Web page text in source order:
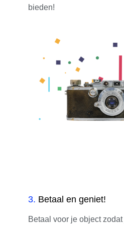
bieden!
3. Betaal en geniet!
Betaal voor je object